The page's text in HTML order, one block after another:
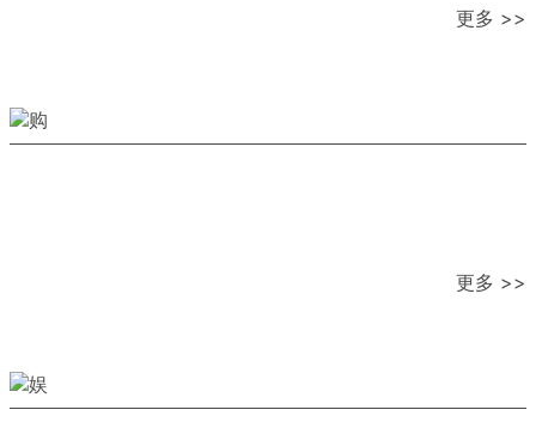
更多 >>
更多 >>